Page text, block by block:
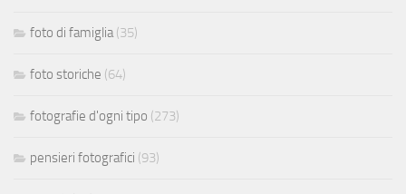
foto di famiglia(35)
foto storiche (64)
fotografie d'ogni tipo (273)
pensieri fotografici (93)